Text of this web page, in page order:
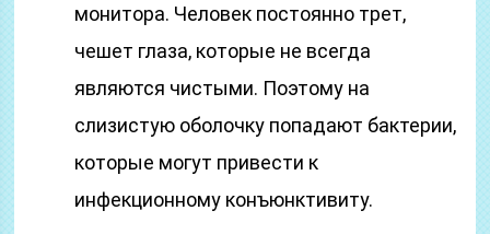
монитора. Человек постоянно трет,
чешет глаза, которые не всегда
являются чистыми. Поэтому на
слизистую оболочку попадают бактерии,
которые могут привести к
инфекционному конъюнктивиту.